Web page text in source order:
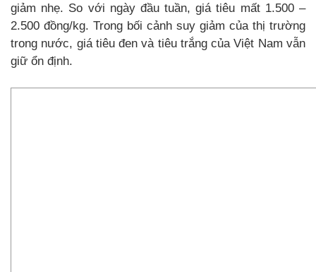
giảm nhẹ. So với ngày đầu tuần, giá tiêu mất 1.500 –
2.500 đồng/kg. Trong bối cảnh suy giảm của thị trường
trong nước, giá tiêu đen và tiêu trắng của Việt Nam vẫn
giữ ổn định.